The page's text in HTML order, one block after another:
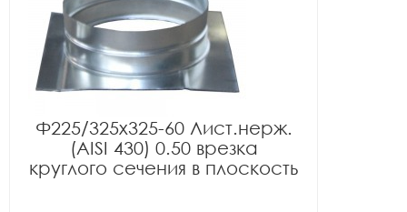
Ф225/325x325-60 Лист.нерж.
(AISI 430) 0.50 врезка
круглого сечения в плоскость